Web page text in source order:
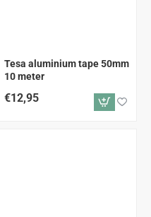
Tesa aluminium tape 50mm
10 meter
€12,95